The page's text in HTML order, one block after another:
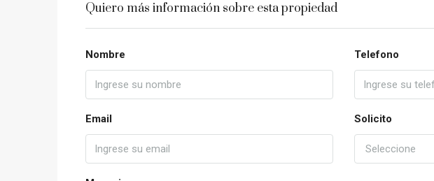
Quiero más información sobre esta propiedad
Nombre Telefono
Email Solicito
Seleccione